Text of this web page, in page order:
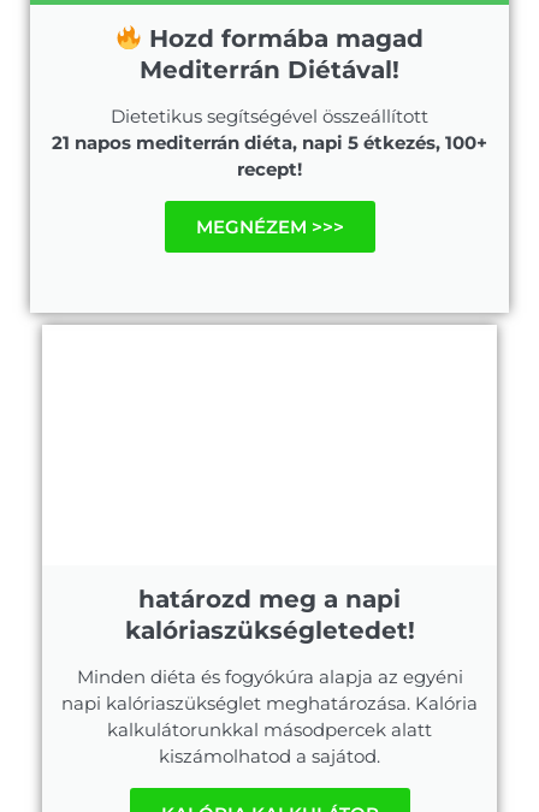
Hozd formába magad
Mediterrán Diétával!
Dietetikus segítségével összeállított
21 napos mediterrán diéta, napi 5 étkezés, 100+
recept!
MEGNÉZEM >>>
határozd meg a napi
kalóriaszükségletedet!
Minden diéta és fogyókúra alapja az egyéni
napi kalóriaszükséglet meghatározása. Kalória
kalkulátorunkkal másodpercek alatt
kiszámolhatod a sajátod.